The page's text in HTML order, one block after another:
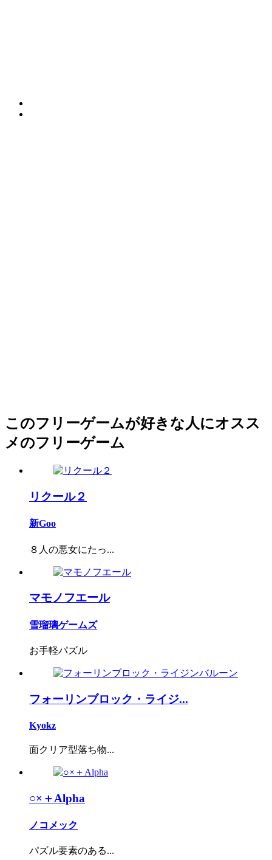
このフリーゲームが好きな人にオスス
メのフリーゲーム
リクール２
新Goo
８人の悪女にたっ...
マモノフエール
雪瑠璃ゲームズ
お手軽パズル
フォーリンブロック・ライジ...
Kyokz
面クリア型落ち物...
○×＋Alpha
ノコメック
パズル要素のある...